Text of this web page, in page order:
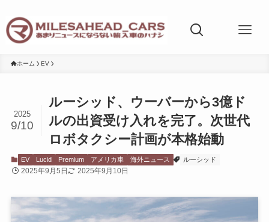
ホーム EV
ルーシッド、ウーバーから3億ド
ルの出資受け入れを完了。次世代
ロボタクシー計画が本格始動
2025
9/10
EV Lucid Premium アメリカ車 海外ニュース ルーシッド
2025年9月5日 2025年9月10日